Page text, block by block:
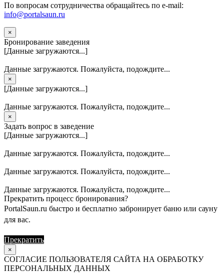
По вопросам сотрудничества обращайтесь по e-mail:
info@portalsaun.ru
×
Бронирование заведения
[Данные загружаются...]
Данные загружаются. Пожалуйста, подождите...
×
[Данные загружаются...]
Данные загружаются. Пожалуйста, подождите...
×
Задать вопрос в заведение
[Данные загружаются...]
Данные загружаются. Пожалуйста, подождите...
Данные загружаются. Пожалуйста, подождите...
Данные загружаются. Пожалуйста, подождите...
Прекратить процесс бронирования?
PortalSaun.ru быстро и бесплатно забронирует баню или сауну
для вас.
Прекратить
×
СОГЛАСИЕ ПОЛЬЗОВАТЕЛЯ САЙТА НА ОБРАБОТКУ
ПЕРСОНАЛЬНЫХ ДАННЫХ